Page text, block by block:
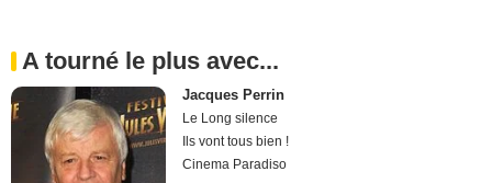
A tourné le plus avec...
Jacques Perrin
Le Long silence
Ils vont tous bien !
Cinema Paradiso